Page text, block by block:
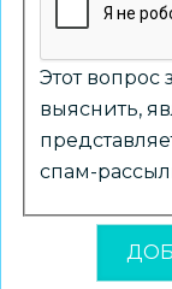
Этот вопрос
выяснить,
спам-